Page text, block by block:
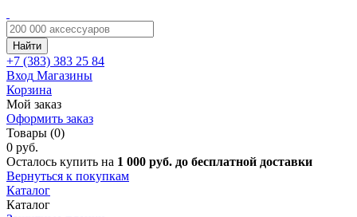
Найти
+7 (383) 383 25 84
Вход Магазины
Корзина
Мой заказ
Оформить заказ
Товары (0)
0 руб.
Осталось купить на 1 000 руб. до бесплатной доставки
Вернуться к покупкам
Каталог
Каталог